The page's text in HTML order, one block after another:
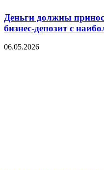
Деньги должны
бизнес-депозит с
06.05.2026